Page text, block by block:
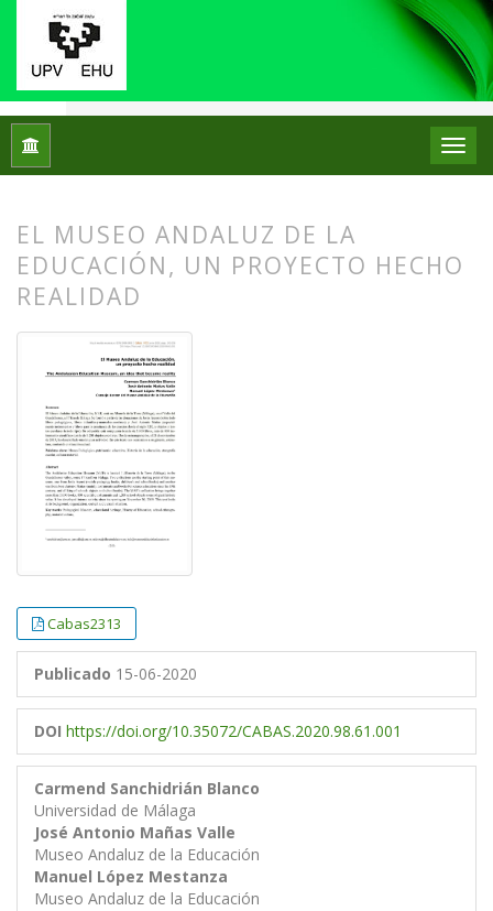
Inicio Centros de Patrimonio
EL MUSEO ANDALUZ DE LA
EDUCACIÓN, UN PROYECTO HECHO
REALIDAD
Cabas2313
Publicado 15-06-2020
DOI https://doi.org/10.35072/CABAS.2020.98.61.001
Carmend Sanchidrián Blanco
Universidad de Málaga
José Antonio Mañas Valle
Museo Andaluz de la Educación
Manuel López Mestanza
Museo Andaluz de la Educación